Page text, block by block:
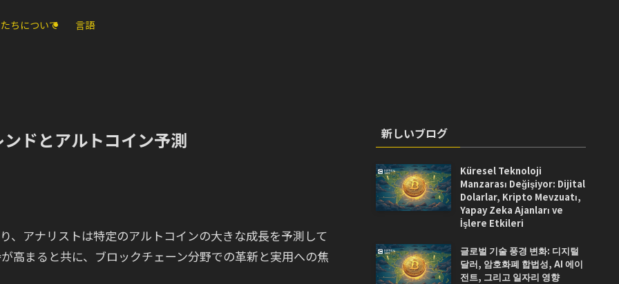
ちについて 言語
ドとアルトコイン予測
、アナリストは特定のアルトコインの大きな成長を予測して
高まると共に、ブロックチェーン分野での革新と実用への焦
新しいブログ
Küresel Teknoloji
Manzarası Değişiyor: Dijital
Dolarlar, Kripto Mevzuatı,
Yapay Zeka Ajanları ve
İşlere Etkileri
글로벌 기술 풍경 변화: 디지털
달러, 암호화폐 합법성, AI 에이
전트, 그리고 일자리 영향